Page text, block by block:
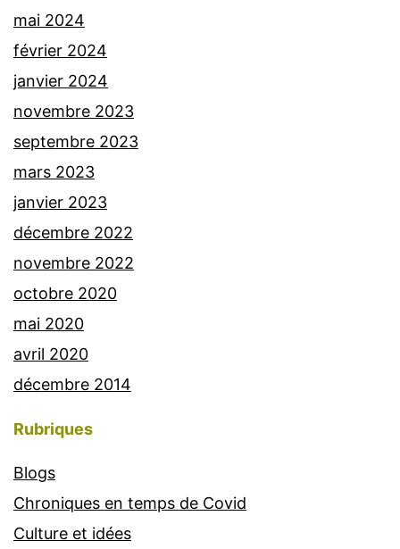
mai 2024
février 2024
janvier 2024
novembre 2023
septembre 2023
mars 2023
janvier 2023
décembre 2022
novembre 2022
octobre 2020
mai 2020
avril 2020
décembre 2014
Rubriques
Blogs
Chroniques en temps de Covid
Culture et idées